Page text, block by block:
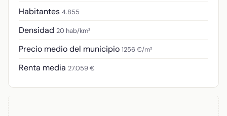
Habitantes 4.855
Densidad 20 hab/km²
Precio medio del municipio 1256 €/m²
Renta media 27.059 €